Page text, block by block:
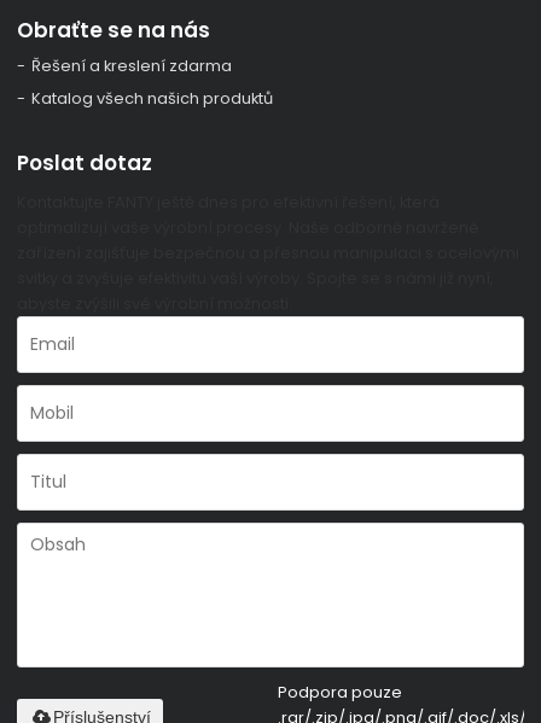
Obraťte se na nás
Řešení a kreslení zdarma
Katalog všech našich produktů
Poslat dotaz
Podpora pouze
.rar/.zip/.jpg/.png/.gif/.doc/.xls/
Příslušenství